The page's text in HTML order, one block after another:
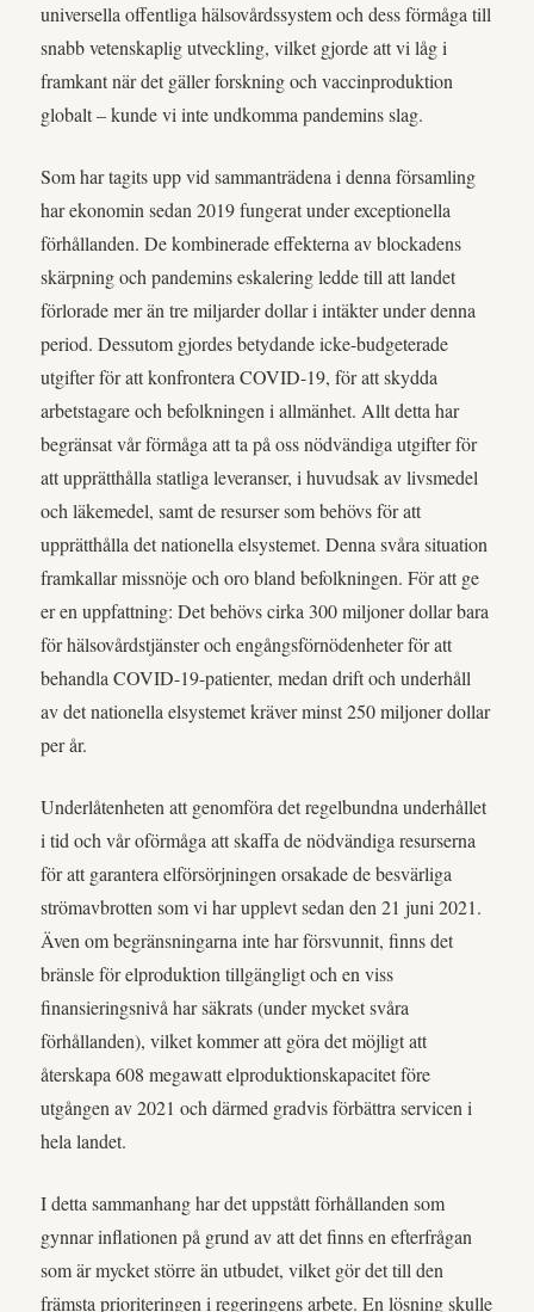
universella offentliga hälsovårdssystem och dess förmåga till
snabb vetenskaplig utveckling, vilket gjorde att vi låg i
framkant när det gäller forskning och vaccinproduktion
globalt – kunde vi inte undkomma pandemins slag.
Som har tagits upp vid sammanträdena i denna församling
har ekonomin sedan 2019 fungerat under exceptionella
förhållanden. De kombinerade effekterna av blockadens
skärpning och pandemins eskalering ledde till att landet
förlorade mer än tre miljarder dollar i intäkter under denna
period. Dessutom gjordes betydande icke-budgeterade
utgifter för att konfrontera COVID-19, för att skydda
arbetstagare och befolkningen i allmänhet. Allt detta har
begränsat vår förmåga att ta på oss nödvändiga utgifter för
att upprätthålla statliga leveranser, i huvudsak av livsmedel
och läkemedel, samt de resurser som behövs för att
upprätthålla det nationella elsystemet. Denna svåra situation
framkallar missnöje och oro bland befolkningen. För att ge
er en uppfattning: Det behövs cirka 300 miljoner dollar bara
för hälsovårdstjänster och engångsförnödenheter för att
behandla COVID-19-patienter, medan drift och underhåll
av det nationella elsystemet kräver minst 250 miljoner dollar
per år.
Underlåtenheten att genomföra det regelbundna underhållet
i tid och vår oförmåga att skaffa de nödvändiga resurserna
för att garantera elförsörjningen orsakade de besvärliga
strömavbrotten som vi har upplevt sedan den 21 juni 2021.
Även om begränsningarna inte har försvunnit, finns det
bränsle för elproduktion tillgängligt och en viss
finansieringsnivå har säkrats (under mycket svåra
förhållanden), vilket kommer att göra det möjligt att
återskapa 608 megawatt elproduktionskapacitet före
utgången av 2021 och därmed gradvis förbättra servicen i
hela landet.
I detta sammanhang har det uppstått förhållanden som
gynnar inflationen på grund av att det finns en efterfrågan
som är mycket större än utbudet, vilket gör det till den
främsta prioriteringen i regeringens arbete. En lösning skulle